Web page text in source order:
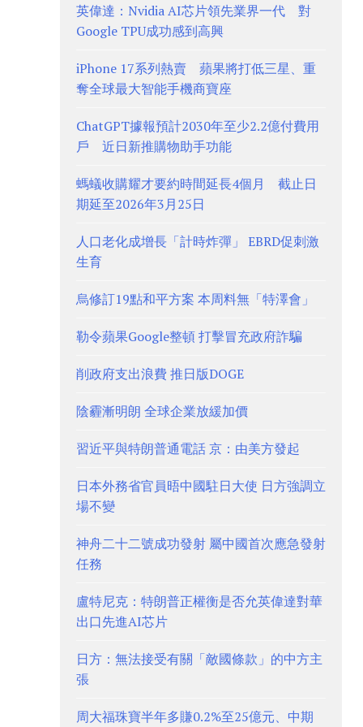
英偉達：Nvidia AI芯片領先業界一代 對
Google TPU成功感到高興
iPhone 17系列熱賣 蘋果將打低三星、重
奪全球最大智能手機商寶座
ChatGPT據報預計2030年至少2.2億付費用
戶 近日新推購物助手功能
螞蟻收購耀才要約時間延長4個月 截止日
期延至2026年3月25日
人口老化成增長「計時炸彈」 EBRD促刺激
生育
烏修訂19點和平方案 本周料無「特澤會」
勒令蘋果Google整頓 打擊冒充政府詐騙
削政府支出浪費 推日版DOGE
陰霾漸明朗 全球企業放緩加價
習近平與特朗普通電話 京：由美方發起
日本外務省官員晤中國駐日大使 日方強調立
場不變
神舟二十二號成功發射 屬中國首次應急發射
任務
盧特尼克：特朗普正權衡是否允英偉達對華
出口先進AI芯片
日方：無法接受有關「敵國條款」的中方主
張
周大福珠寶半年多賺0.2%至25億元、中期